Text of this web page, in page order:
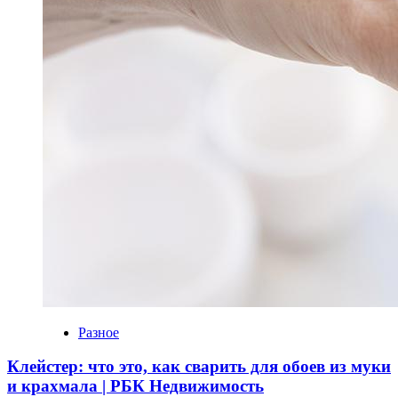
Разное
Клейстер: что это, как сварить для обоев из муки
и крахмала | РБК Недвижимость